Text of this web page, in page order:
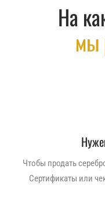
На
мы
Чтобы продать
Сертификаты или